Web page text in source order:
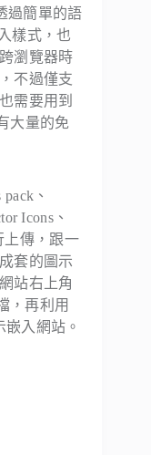
過簡單的語
樣式，也
瀏覽器時
不過僅支
需要用到
大量的免
、
Icons、
上傳，跟一
套的圖示
站右上角
，再利用
入網站。